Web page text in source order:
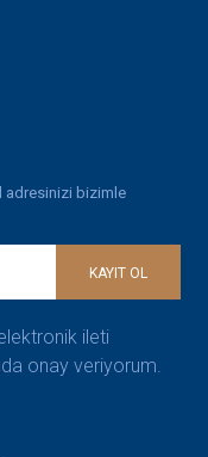
adresinizi bizimle
KAYIT OL
ileti
onay veriyorum.